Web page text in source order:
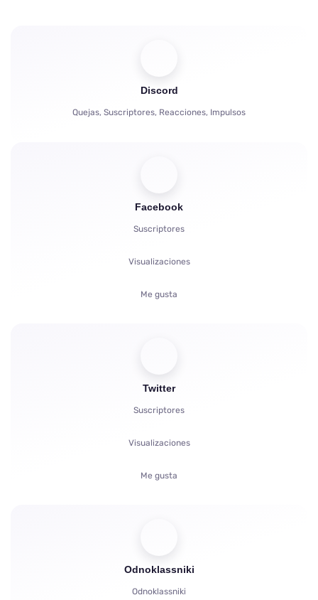
Discord
Quejas, Suscriptores, Reacciones, Impulsos
Facebook
Suscriptores
Visualizaciones
Me gusta
Comentarios
Twitter
Suscriptores
Visualizaciones
Me gusta
Compartidos
Odnoklassniki
Odnoklassniki